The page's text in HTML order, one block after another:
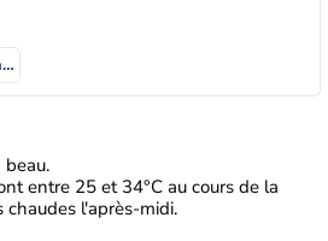
Actualités Météo à l'étranger
beau.
entre 25 et 34°C au cours de la
chaudes l'après-midi.